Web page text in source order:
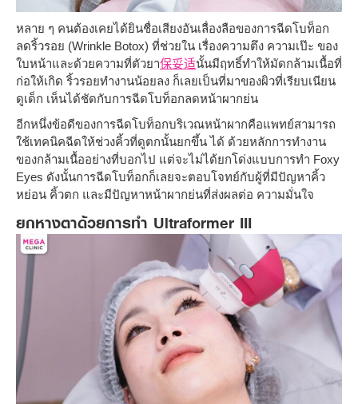
หลาย ๆ คนต้องเคยได้ยินชื่อเสียงอันเลื่องลือของการฉีดโบท็อก
ลดริ้วรอย (Wrinkle Botox) ที่ช่วยใน เรื่องความตึง ความเป๊ะ ของ
ใบหน้าและด้วยความที่ตัวยา保妥适นั้นมีฤทธิ์ทำให้มัดกล้ามเนื้อที่
ก่อให้เกิด ริ้วรอยทำงานน้อยลง ก็เลยเป็นที่มาของผิวที่เรียบเนียน
ดูเด็ก เห็นได้ชัดกับการฉีดโบท็อกลดหน้าผากย่น
อีกหนึ่งข้อดีของการฉีดโบท็อกบริเวณหน้าผากคือแพทย์สามารถ
ใช้เทคนิคฉีดให้ช่วงคิ้วที่ดูตกนั้นยกขึ้น ได้ ด้วยหลักการทำงาน
ของกล้ามเนื้ออย่างที่บอกไป แต่จะไม่ได้ยกโด่งแบบการทำ Foxy
Eyes ดังนั้นการฉีดโบท็อกก็เลยจะตอบโจทย์กับผู้ที่มีปัญหาคิ้ว
หย่อน คิ้วตก และมีปัญหาหน้าผากย่นที่ส่งผลต่อ ความมั่นใจ
ยกหางตาด้วยการทำ Ultraformer III